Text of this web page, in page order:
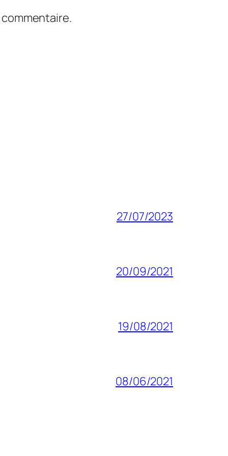
27/07/2023
20/09/2021
19/08/2021
08/06/2021